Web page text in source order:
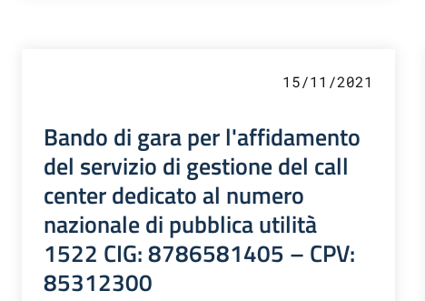
15/11/2021
Bando di gara per l'affidamento
del servizio di gestione del call
center dedicato al numero
nazionale di pubblica utilità
1522 CIG: 8786581405 – CPV:
85312300